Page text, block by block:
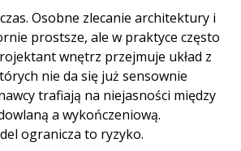
Osobne zlecanie architektury i
prostsze, ale w praktyce często
wnętrz przejmuje układ z
nie da się już sensownie
trafiają na niejasności między
a wykończeniową.
ogranicza to ryzyko.